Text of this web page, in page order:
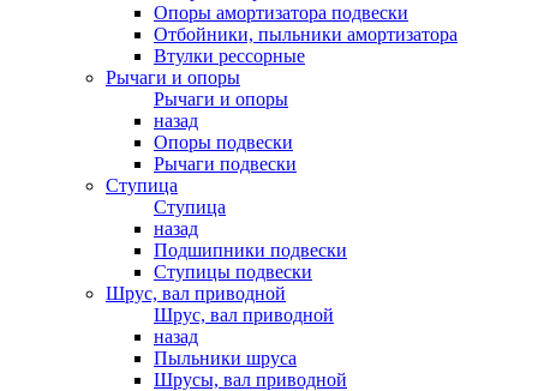
Опоры амортизатора подвески
Отбойники, пыльники амортизатора
Втулки рессорные
Рычаги и опоры
Рычаги и опоры
назад
Опоры подвески
Рычаги подвески
Ступица
Ступица
назад
Подшипники подвески
Ступицы подвески
Шрус, вал приводной
Шрус, вал приводной
назад
Пыльники шруса
Шрусы, вал приводной